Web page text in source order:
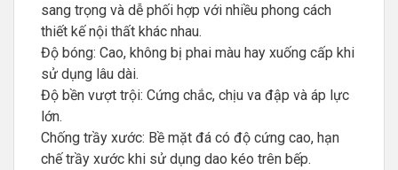
sang trọng và dễ phối hợp với nhiều phong cách
thiết kế nội thất khác nhau.
Độ bóng: Cao, không bị phai màu hay xuống cấp khi
sử dụng lâu dài.
Độ bền vượt trội: Cứng chắc, chịu va đập và áp lực
lớn.
Chống trầy xước: Bề mặt đá có độ cứng cao, hạn
chế trầy xước khi sử dụng dao kéo trên bếp.